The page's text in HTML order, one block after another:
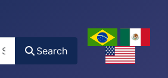
Search